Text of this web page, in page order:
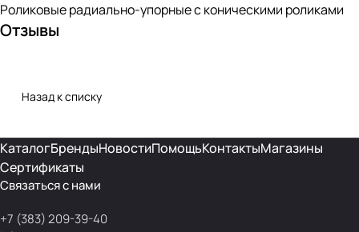
Роликовые радиально-упорные с коническими роликами
Отзывы
Назад к списку
КаталогБрендыНовостиПомощьКонтактыМагазины
Сертификаты
Связаться с нами
+7 (383) 209-39-40